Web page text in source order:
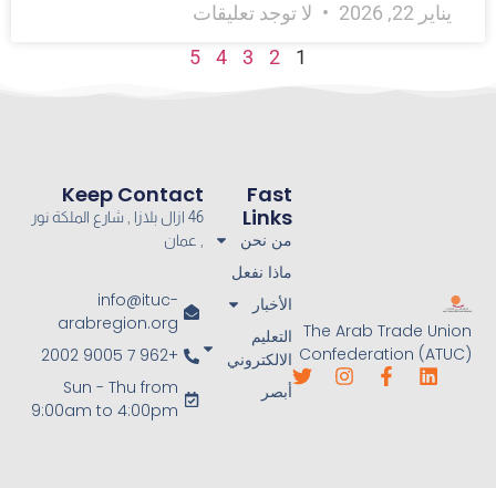
يناير 22, 2026
لا توجد تعليقات
1
2
3
4
5
The Arab Trade Union
Confederation (ATUC)
Fast
Links
من نحن
ماذا نفعل
الأخبار
التعليم
الالكتروني
أبصر
Keep Contact
46 ازال بلازا , شارع الملكة نور
, عمان
info@ituc-
arabregion.org
+962 7 9005 2002
Sun - Thu from
9:00am to 4:00pm